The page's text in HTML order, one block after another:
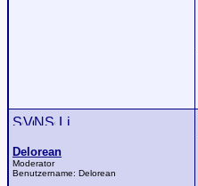
Delorean
Moderator
Benutzername: Delorean